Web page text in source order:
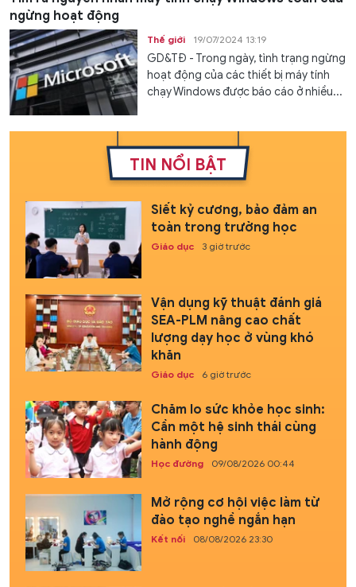
ngừng hoạt động
Thế giới 19/07/2024 13:19
GD&TĐ - Trong ngày, tình trạng ngừng
hoạt động của các thiết bị máy tính
chạy Windows được báo cáo ở nhiều...
TIN NỔI BẬT
Siết kỷ cương, bảo đảm an
toàn trong trường học
Giáo dục 3 giờ trước
Vận dụng kỹ thuật đánh giá
SEA-PLM nâng cao chất
lượng dạy học ở vùng khó
khăn
Giáo dục 6 giờ trước
Chăm lo sức khỏe học sinh:
Cần một hệ sinh thái cùng
hành động
Học đường 09/08/2026 00:44
Mở rộng cơ hội việc làm từ
đào tạo nghề ngắn hạn
Kết nối 08/08/2026 23:30